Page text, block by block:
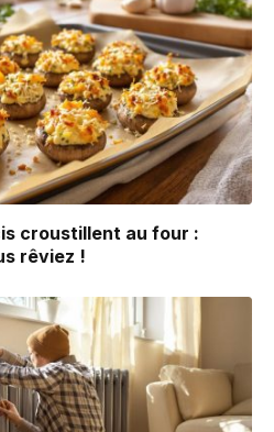
croustillent au four :
rêviez !